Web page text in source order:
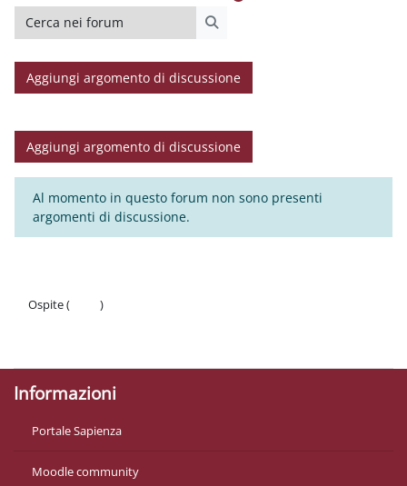
Cerca nei forum
Aggiungi argomento di discussione
Aggiungi argomento di discussione
Al momento in questo forum non sono presenti
argomenti di discussione.
Ospite (
)
Informazioni
Portale Sapienza
Moodle community